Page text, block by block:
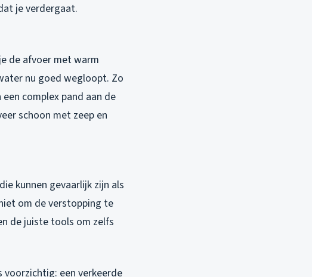
je verdergaat.
de afvoer met warm
nu goed wegloopt. Zo
complex pand aan de
schoon met zeep en
kunnen gevaarlijk zijn als
om de verstopping te
de juiste tools om zelfs
voorzichtig: een verkeerde